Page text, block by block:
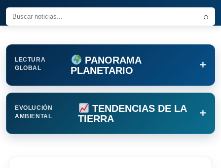
⌕
LECTURA
GLOBAL
PANORAMA
PLANETARIO
+
EVOLUCIÓN
AMBIENTAL
TENDENCIAS DE LA
TIERRA
+